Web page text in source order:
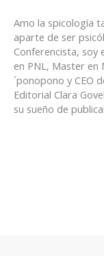
Amo la spicología
aparte de ser
Conferencista, soy
en PNL, Master en
´ponopono y CEO
Editorial Clara
su sueño de